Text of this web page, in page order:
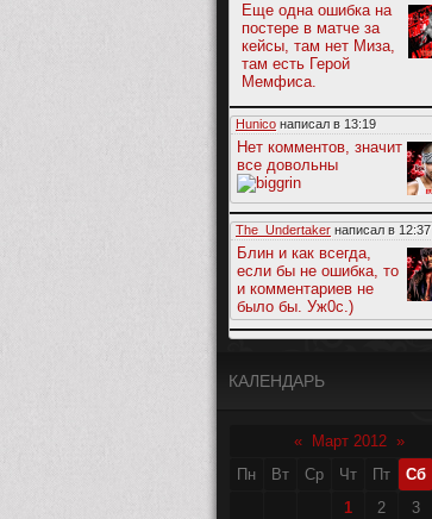
Еще одна ошибка на
постере в матче за
кейсы, там нет Миза,
там есть Герой
Мемфиса.
Hunico написал в 13:19
Нет комментов, значит
все довольны
The_Undertaker написал в 12:37
Блин и как всегда,
если бы не ошибка, то
и комментариев не
было бы. Уж0с.)
КАЛЕНДАРЬ
« Март 2012 »
Пн
Вт Ср Чт Пт Сб
1
2 3